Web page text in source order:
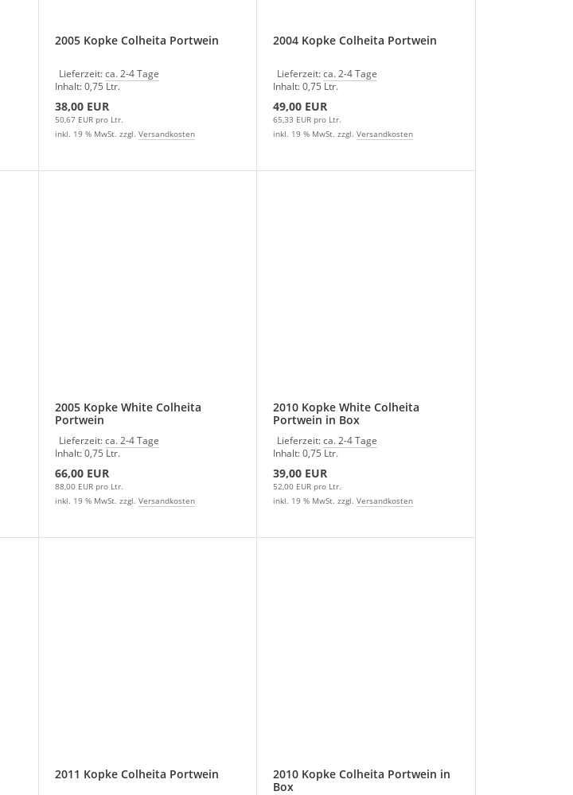
2005 Kopke Colheita Portwein
Lieferzeit:ca. 2-4 Tage
Inhalt: 0,75 Ltr.
38,00 EUR
50,67 EUR pro Ltr.
inkl. 19 % MwSt. zzgl. Versandkosten
2004 Kopke Colheita Portwein
Lieferzeit:ca. 2-4 Tage
Inhalt: 0,75 Ltr.
49,00 EUR
65,33 EUR pro Ltr.
inkl. 19 % MwSt. zzgl.Versandkosten
2005 Kopke White Colheita
Portwein
Lieferzeit:ca. 2-4 Tage
Inhalt: 0,75 Ltr.
66,00 EUR
88,00 EUR pro Ltr.
inkl. 19 % MwSt. zzgl. Versandkosten
2010 Kopke White Colheita
Portwein in Box
Lieferzeit:ca. 2-4 Tage
Inhalt: 0,75 Ltr.
39,00 EUR
52,00 EUR pro Ltr.
inkl. 19 % MwSt. zzgl.Versandkosten
2011 Kopke Colheita Portwein
2010 Kopke Colheita Portwein in
Box